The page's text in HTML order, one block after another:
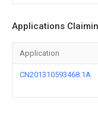
Applications
Application
CN201310593468.1A